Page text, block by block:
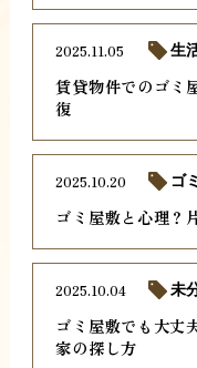
賃貸物件でのゴミ
復
2025.11.05 生
ゴミ屋敷と心理？
2025.10.20 ゴ
ゴミ屋敷でも大丈
家の探し方
2025.10.04 未